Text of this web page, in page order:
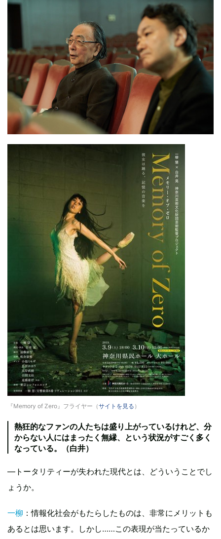
『Memory of Zero』フライヤー（サイトを見る ）
熱狂的なファンの人たちは盛り上がっているけれど、分
からない人にはまったく無縁、という状況がすごく多く
なっている。（白井）
—トータリティーが失われた現代とは、どういうことでし
ょうか。
一柳 ：情報化社会がもたらしたものは、非常にメリットも
あるとは思います。しかし……この表現が当たっているか